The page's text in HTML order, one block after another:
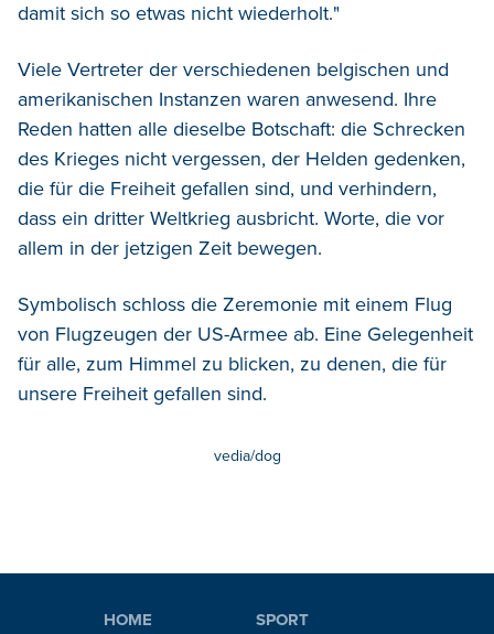
damit sich so etwas nicht wiederholt."
Viele Vertreter der verschiedenen belgischen und
amerikanischen Instanzen waren anwesend. Ihre
Reden hatten alle dieselbe Botschaft: die Schrecken
des Krieges nicht vergessen, der Helden gedenken,
die für die Freiheit gefallen sind, und verhindern,
dass ein dritter Weltkrieg ausbricht. Worte, die vor
allem in der jetzigen Zeit bewegen.
Symbolisch schloss die Zeremonie mit einem Flug
von Flugzeugen der US-Armee ab. Eine Gelegenheit
für alle, zum Himmel zu blicken, zu denen, die für
unsere Freiheit gefallen sind.
vedia/dog
HOME
SPORT